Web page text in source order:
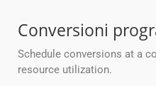
Conversioni
Schedule conversions at a
resource utilization.